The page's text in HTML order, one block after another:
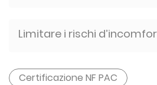
Limitare i rischi
Certificazione NF PAC